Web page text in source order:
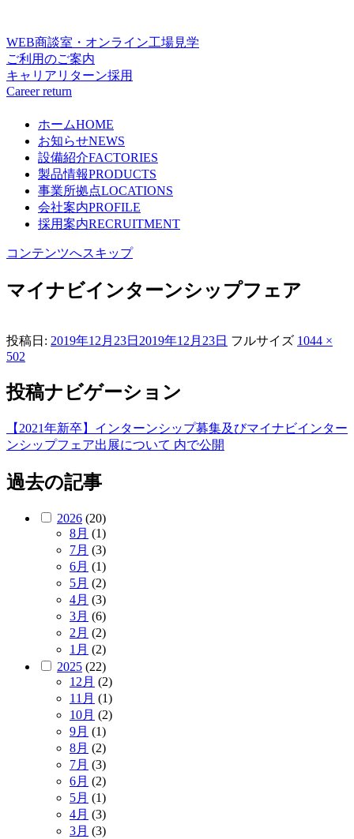
WEB商談室・オンライン工場見学
ご利用のご案内
キャリアリターン採用
Career return
ホームHOME
お知らせNEWS
設備紹介FACTORIES
製品情報PRODUCTS
事業所拠点LOCATIONS
会社案内PROFILE
採用案内RECRUITMENT
コンテンツへスキップ
マイナビインターンシップフェア
投稿日: 2019年12月23日 2019年12月23日 フルサイズ 1044 ×
502
投稿ナビゲーション
【2021年新卒】インターンシップ募集及びマイナビインター
ンシップフェア出展について 内で公開
過去の記事
2026 (20)
8月 (1)
7月 (3)
6月 (1)
5月 (2)
4月 (3)
3月 (6)
2月 (2)
1月 (2)
2025 (22)
12月 (2)
11月 (1)
10月 (2)
9月 (1)
8月 (2)
7月 (3)
6月 (2)
5月 (1)
4月 (3)
3月 (3)